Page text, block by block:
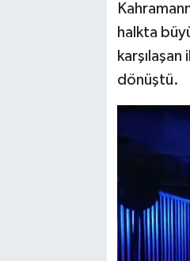
halkta
dönüştü.
KÜLTÜR SANAT